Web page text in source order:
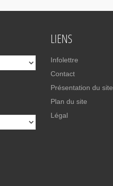
LIENS
Infolettre
Contact
Présentation du site
Plan du site
Légal